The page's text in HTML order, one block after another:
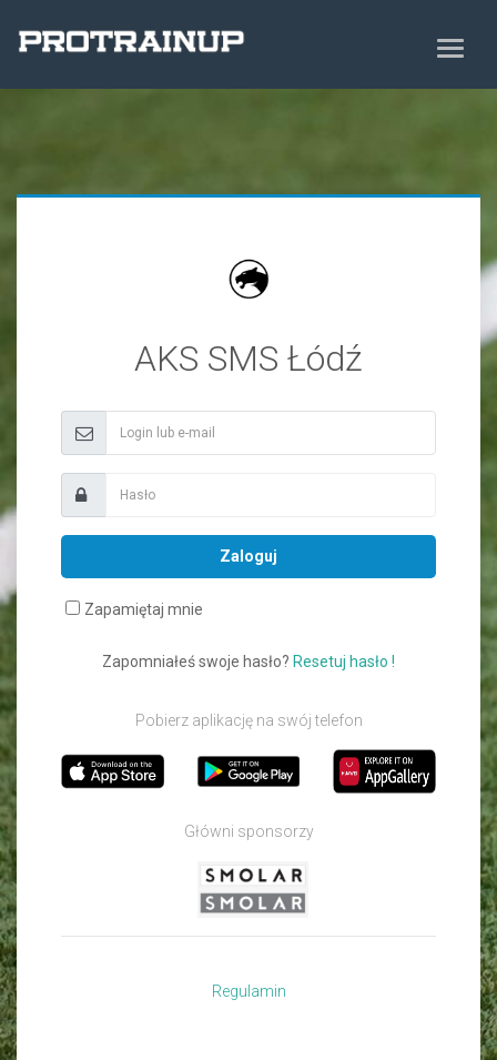
AKS SMS Łódź
Zaloguj
Zapamiętaj mnie
Zapomniałeś swoje hasło? Resetuj hasło !
Pobierz aplikację na swój telefon
Główni sponsorzy
Regulamin